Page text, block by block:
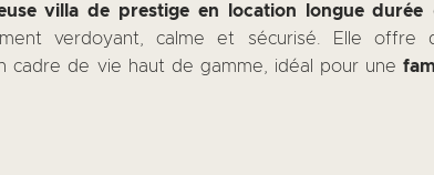
villa de prestige en location longue durée
verdoyant, calme et sécurisé. Elle offre
cadre de vie haut de gamme, idéal pour une